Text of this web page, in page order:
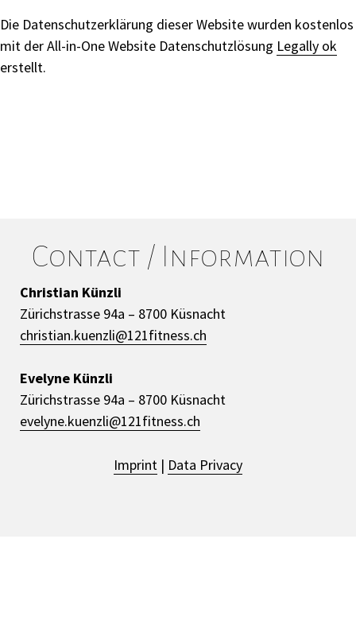
Die Datenschutzerklärung dieser Website wurden kostenlos
mit der All-in-One Website Datenschutzlösung Legally ok
erstellt.
Contact / Information
Christian Künzli
Zürichstrasse 94a – 8700 Küsnacht
christian.kuenzli@121fitness.ch
Evelyne Künzli
Zürichstrasse 94a – 8700 Küsnacht
evelyne.kuenzli@121fitness.ch
Imprint | Data Privacy